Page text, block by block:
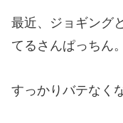
最近、ジョギング
てるさんぱっちん。
すっかりバテなく